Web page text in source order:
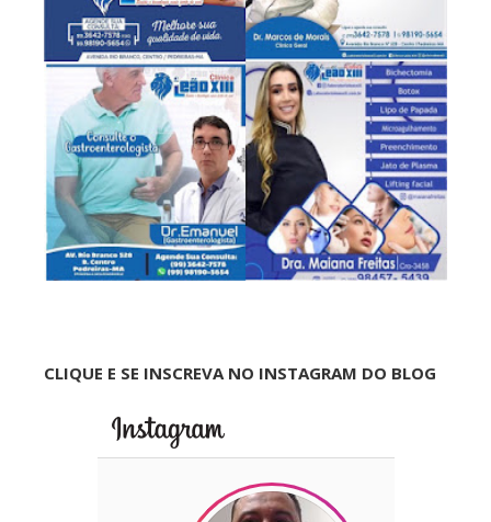
CLIQUE E SE INSCREVA NO INSTAGRAM DO BLOG